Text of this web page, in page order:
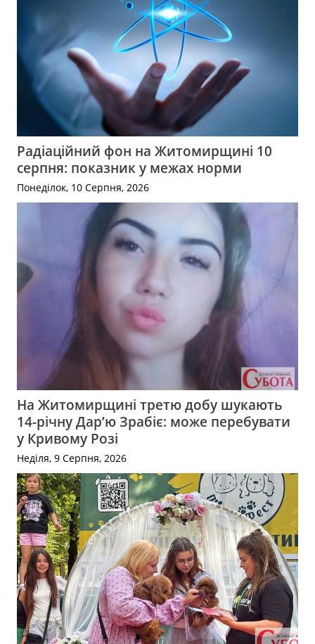
Радіаційний фон на Житомирщині 10
серпня: показник у межах норми
Понеділок, 10 Серпня, 2026
На Житомирщині третю добу шукають
14-річну Дар’ю Зрабіє: може перебувати
у Кривому Розі
Неділя, 9 Серпня, 2026